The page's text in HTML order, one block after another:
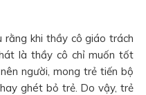
rằng khi thầy cô giáo trách
là thầy cô chỉ muốn tốt
người, mong trẻ tiến bộ
ghét bỏ trẻ. Do vậy, trẻ